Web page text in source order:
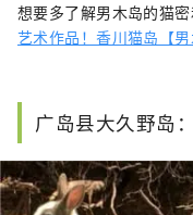
想要多了解男木岛的猫
艺术作品！香川猫岛【男
广岛县大久野岛